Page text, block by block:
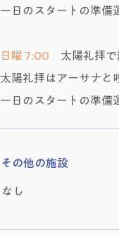
一日のスタートの準備
日曜 7:00
太陽礼拝
太陽礼拝はアーサナと
一日のスタートの準備
その他の施設
なし